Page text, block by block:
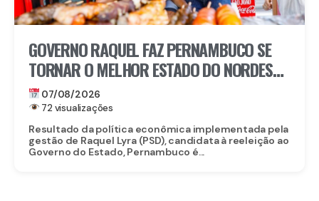
GOVERNO RAQUEL FAZ PERNAMBUCO SE
TORNAR O MELHOR ESTADO DO NORDESTE
PARA EMPREENDER E AVANÇA AO TOP 3
NACIONAL
07/08/2026
72 visualizações
Resultado da política econômica implementada pela
gestão de Raquel Lyra (PSD), candidata à reeleição ao
Governo do Estado, Pernambuco é...